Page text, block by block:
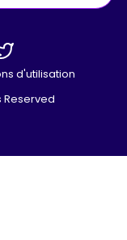
d'utilisation
Reserved